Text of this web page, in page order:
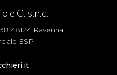
e C. s.n.c.
48124 Ravenna
ESP